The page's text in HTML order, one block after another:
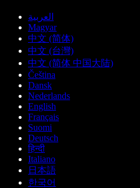
العربية
Magyar
中文 (简体)
中文 (台灣)
中文 (简体 中国大陆)
Čeština
Dansk
Nederlands
English
Français
Suomi
Deutsch
हिन्दी
Italiano
日本語
한국어